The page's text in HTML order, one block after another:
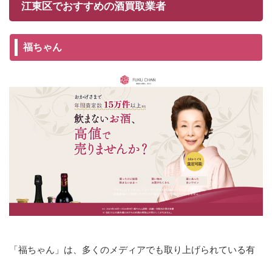
江東区でおすすめの酒買取業者
福ちゃん
「福ちゃん」は、多くのメディアでも取り上げられている有